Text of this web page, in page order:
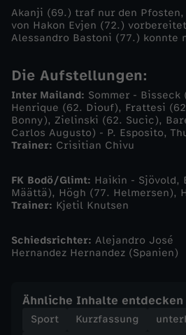
/
6
-
B
o
ö
G
Akanji (69.) traf nur den Pfosten,
von Hakon Evjen (72.)
Alessandro Bastoni (77.) konnte
Die Aufstellungen:
Inter Mailand: Sommer -
Henrique (62. Diouf), Frattesi
Bonny), Zielinski (62. Sucic),
Carlos Augusto) - P. Esposito,
Trainer: Crisitian Chivu
FK Bodö/Glimt: Haikin - Sjövold,
Määttä), Högh (77. Helmersen),
Trainer: Kjetil Knutsen
Schiedsrichter: Alejandro José
Hernandez Hernandez (Spanien)
Ähnliche Inhalte entdecken
Sport Kurzfassung